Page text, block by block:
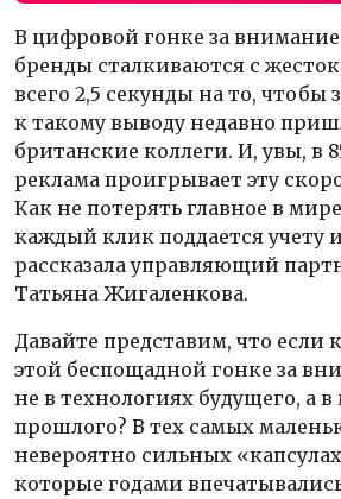
В цифровой гонке за
бренды сталкиваются с
всего 2,5 секунды на то, чтобы
к такому выводу недавно
британские коллеги. И, увы, в
реклама проигрывает эту
Как не потерять главное в
каждый клик поддается учету
рассказала управляющий
Татьяна Жигаленкова.
Давайте представим, что если
этой беспощадной гонке за
не в технологиях будущего, а
прошлого? В тех самых
невероятно сильных
которые годами